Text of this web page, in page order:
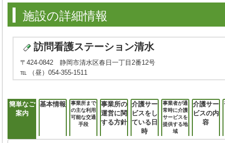
施設の詳細情報
訪問看護ステーション清水
〒424-0842 静岡市清水区春日一丁目2番12号
℡ （昼）054-355-1511
簡単なご
案内
基本情報
事業所まで
の主な利用
可能な交通
手段
事業所の
運営に関
する方針
介護サー
ビスをし
ている日
時
事業者が通
常時に介護
サービスを
提供する地
域
介護サー
ビスの内
容